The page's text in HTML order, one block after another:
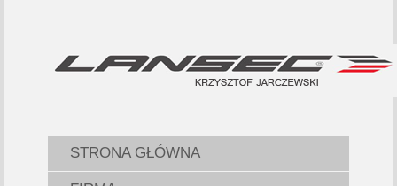
STRONA GŁÓWNA